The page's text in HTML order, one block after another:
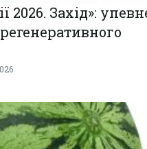
2026. Захід»: